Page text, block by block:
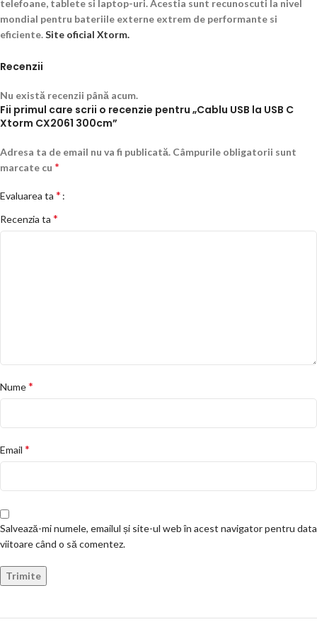
telefoane, tablete si laptop-uri. Acestia sunt recunoscuti la nivel
mondial pentru bateriile externe extrem de performante si
eficiente.Site oficial Xtorm.
Recenzii
Nu există recenzii până acum.
Fii primul care scrii o recenzie pentru „Cablu USB la USB C
Xtorm CX2061 300cm”
Adresa ta de email nu va fi publicată. Câmpurile obligatorii sunt
marcate cu *
Evaluarea ta *
Recenzia ta *
Nume*
Email *
Salvează-mi numele, emailul și site-ul web în acest navigator pentru data
viitoare când o să comentez.